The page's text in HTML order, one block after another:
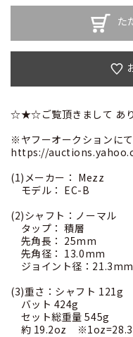
た
☆★☆ご覧頂きまして あ
※ヤフーオークションに
https://
(1)メーカー： Mezz
モデル： EC-B
(2)シャフト：ノーマル
タップ： 積層
先角長： 25mm
先角径： 13.0mm
ジョイント径：21.3mm
(3)重さ：シャフト 121g
バット 424g
セット総重量 545g
約 19.2oz